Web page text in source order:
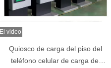
El video
Quiosco de carga del piso del
teléfono celular de carga del